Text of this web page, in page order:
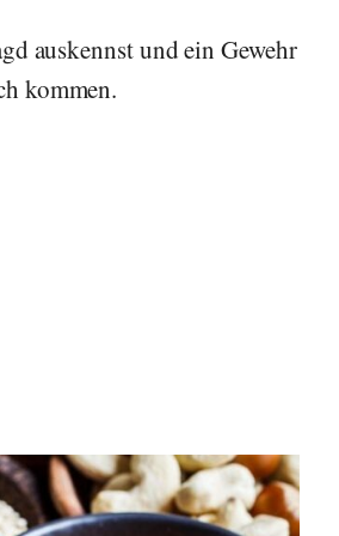
auskennst und ein Gewehr
kommen.